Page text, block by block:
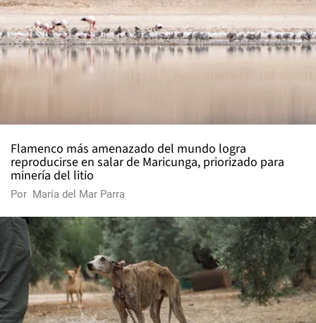
Flamenco más amenazado del mundo logra
reproducirse en salar de Maricunga, priorizado para
minería del litio
Por María del Mar Parra